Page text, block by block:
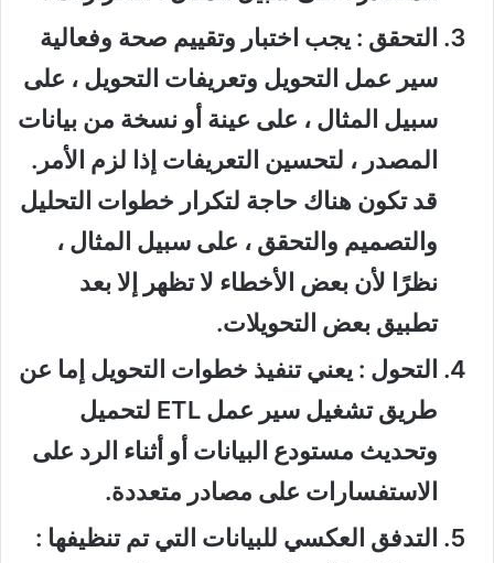
التحقق : يجب اختبار وتقييم صحة وفعالية
سير عمل التحويل وتعريفات التحويل ، على
سبيل المثال ، على عينة أو نسخة من بيانات
المصدر ، لتحسين التعريفات إذا لزم الأمر.
قد تكون هناك حاجة لتكرار خطوات التحليل
والتصميم والتحقق ، على سبيل المثال ،
نظرًا لأن بعض الأخطاء لا تظهر إلا بعد
تطبيق بعض التحويلات.
التحول : يعني تنفيذ خطوات التحويل إما عن
طريق تشغيل سير عمل ETL لتحميل
وتحديث مستودع البيانات أو أثناء الرد على
الاستفسارات على مصادر متعددة.
التدفق العكسي للبيانات التي تم تنظيفها :